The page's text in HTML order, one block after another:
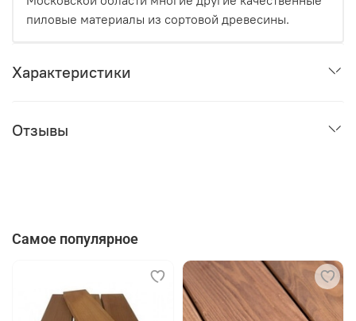
пиловые материалы из сортовой древесины.
Характеристики
Отзывы
Самое популярное